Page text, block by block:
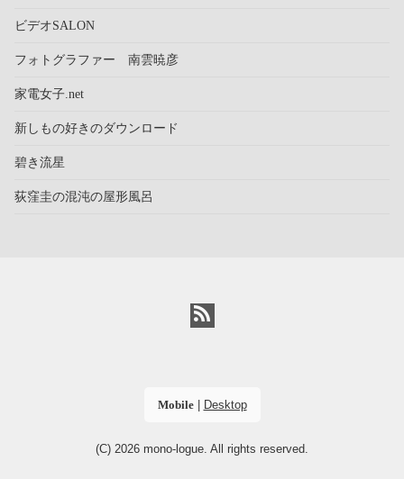
ビデオSALON
フォトグラファー 南雲暁彦
家電女子.net
新しもの好きのダウンロード
碧き流星
荻窪圭の混沌の屋形風呂
Mobile| Desktop
(C) 2026 mono-logue . All rights reserved.